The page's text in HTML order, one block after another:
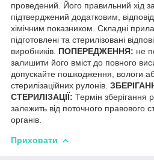
проведений. Його правильний хід
підтверджений додатковим,
хімічним показником. Складні
підготовлені та стерилізовані
виробників. ПОПЕРЕДЖЕННЯ: не
залишити його вміст до повного
допускайте пошкодження, вологи
стерилізаційних рулонів.
СТЕРИЛІЗАЦІЇ: Термін зберігання
залежить від поточного правового
органів.
Приховати